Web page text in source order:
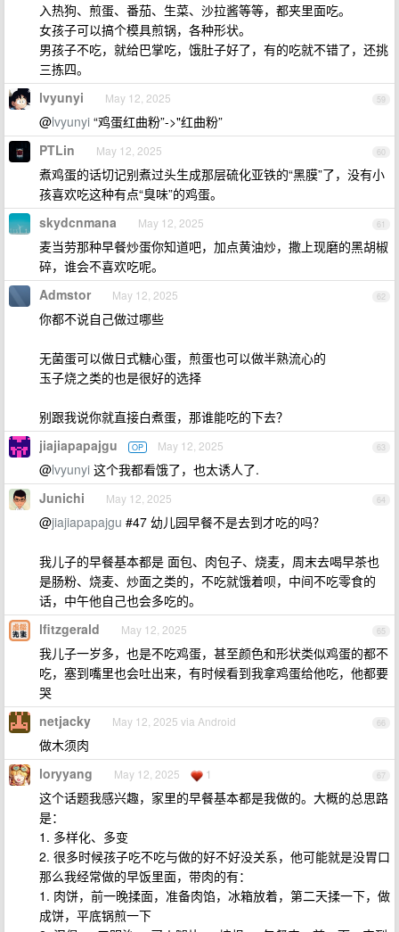
入热狗、煎蛋、番茄、生菜、沙拉酱等等，都夹里面吃。
女孩子可以搞个模具煎锅，各种形状。
男孩子不吃，就给巴掌吃，饿肚子好了，有的吃就不错了，还挑
三拣四。
59
lvyunyi May 12, 2025
@lvyunyi “鸡蛋红曲粉”->"红曲粉”
60
PTLin May 12, 2025
煮鸡蛋的话切记别煮过头生成那层硫化亚铁的“黑膜”了，没有小
孩喜欢吃这种有点“臭味”的鸡蛋。
61
skydcnmana May 12, 2025
麦当劳那种早餐炒蛋你知道吧，加点黄油炒，撒上现磨的黑胡椒
碎，谁会不喜欢吃呢。
62
Admstor May 12, 2025
你都不说自己做过哪些
无菌蛋可以做日式糖心蛋，煎蛋也可以做半熟流心的
玉子烧之类的也是很好的选择
别跟我说你就直接白煮蛋，那谁能吃的下去？
63
jiajiapapajgu OP May 12, 2025
@lvyunyi 这个我都看饿了，也太诱人了.
64
Junichi May 12, 2025
@jiajiapapajgu #47 幼儿园早餐不是去到才吃的吗？
我儿子的早餐基本都是 面包、肉包子、烧麦，周末去喝早茶也
是肠粉、烧麦、炒面之类的，不吃就饿着呗，中间不吃零食的
话，中午他自己也会多吃的。
65
lfitzgerald May 12, 2025
我儿子一岁多，也是不吃鸡蛋，甚至颜色和形状类似鸡蛋的都不
吃，塞到嘴里也会吐出来，有时候看到我拿鸡蛋给他吃，他都要
哭
66
netjacky May 12, 2025 via Android
做木须肉
67
loryyang May 12, 2025 1
这个话题我感兴趣，家里的早餐基本都是我做的。大概的总思路
是：
1. 多样化、多变
2. 很多时候孩子吃不吃与做的好不好没关系，他可能就是没胃口
那么我经常做的早饭里面，带肉的有：
1. 肉饼，前一晚揉面，准备肉馅，冰箱放着，第二天揉一下，做
成饼，平底锅煎一下